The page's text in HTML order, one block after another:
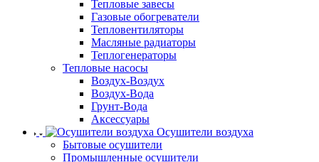
Тепловые завесы
Газовые обогреватели
Тепловентиляторы
Масляные радиаторы
Теплогенераторы
Тепловые насосы
Воздух-Воздух
Воздух-Вода
Грунт-Вода
Аксессуары
Осушители воздуха
Бытовые осушители
Промышленные осушители